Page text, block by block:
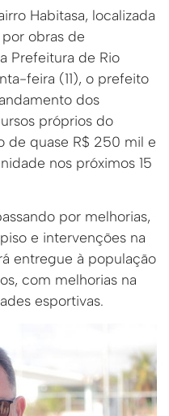
Habitasa, localizada
por obras de
Prefeitura de Rio
feira (11), o prefeito
dos
próprios do
de quase R$ 250 mil e
nos próximos 15
por melhorias,
e intervenções na
entregue à população
com melhorias na
esportivas.